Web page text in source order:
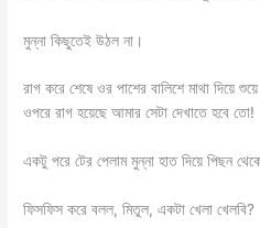
মুন্না কিছুতেই উঠল না।
রাগ করে শেষে ওর পাশের বালিশে মাথা দিয়ে
ওপরে রাগ হয়েছে আমার সেটা দেখাতে হবে তো!
একটু পরে টের পেলাম মুন্না হাত দিয়ে পিছন
ফিসফিস করে বলল, মিতুল, একটা খেলা খেলবি?